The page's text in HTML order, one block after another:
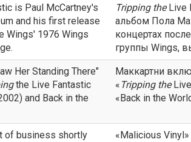
is Paul McCartney's
and his first release
Wings' 1976 Wings
TrippingtheLive
альбом Пола
концертах
группы Wings,
Her Standing There"
the Live Fantastic
and Back in the
Маккартни
« TrippingtheLive
«Back in the
of business shortly
«Malicious